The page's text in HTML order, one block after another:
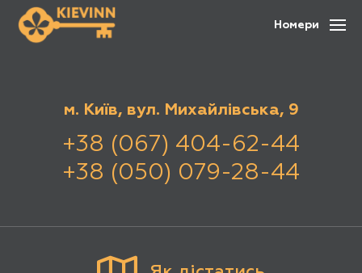
Номери
м. Київ, вул. Михайлівська, 9
+38 (067) 404-62-44
+38 (050) 079-28-44